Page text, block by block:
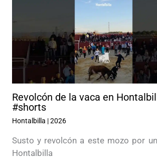
Revolcón de la vaca en
#shorts
Hontalbilla |2026
Susto y revolcón a este mozo por
Hontalbilla